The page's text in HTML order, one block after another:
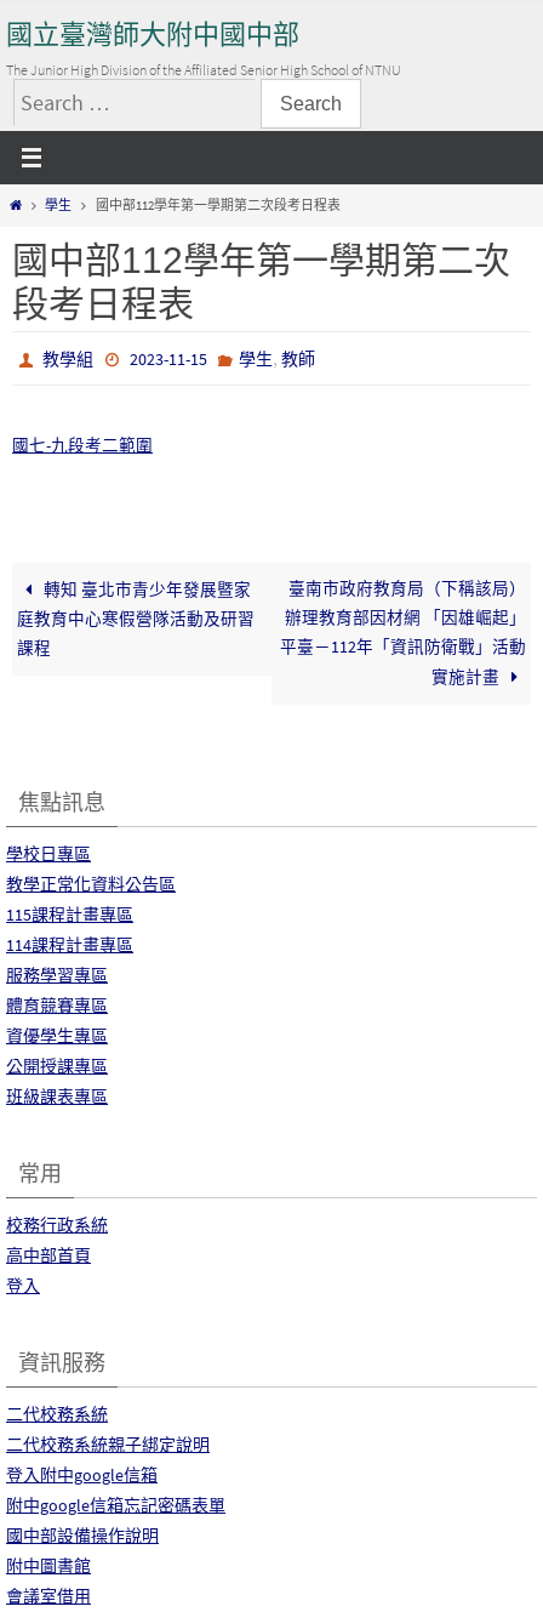
to
content
國立臺灣師大附中國中部
The Junior High Division of the Affiliated Senior High School of NTNU
搜
尋
關
鍵
字:
Home學生 國中部112學年第一學期第二次段考日程表
國中部112學年第一學期第二次
段考日程表
教學組 2023-11-15 學生, 教師
國七-九段考二範圍
轉知 臺北市青少年發展暨家
庭教育中心寒假營隊活動及研習
課程
臺南市政府教育局（下稱該局）
辦理教育部因材網 「因雄崛起」
平臺－112年「資訊防衛戰」活動
實施計畫
焦點訊息
學校日專區
教學正常化資料公告區
115課程計畫專區
114課程計畫專區
服務學習專區
體育競賽專區
資優學生專區
公開授課專區
班級課表專區
常用
校務行政系統
高中部首頁
登入
資訊服務
二代校務系統
二代校務系統親子綁定說明
登入附中google信箱
附中google信箱忘記密碼表單
國中部設備操作說明
附中圖書館
會議室借用